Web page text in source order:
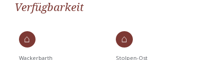
Verfügbarkeit
Wackerbarth Stolpen-Ost